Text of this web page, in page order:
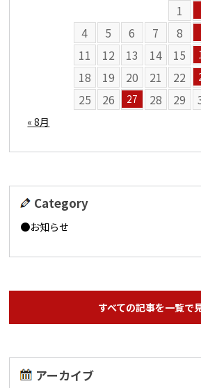
1
4
5 6 7 8
11 12 13 14 15
18 19 20 21 22
25 26 27 28 29
« 8月
Category
お知らせ
すべての記事を一覧で
アーカイブ